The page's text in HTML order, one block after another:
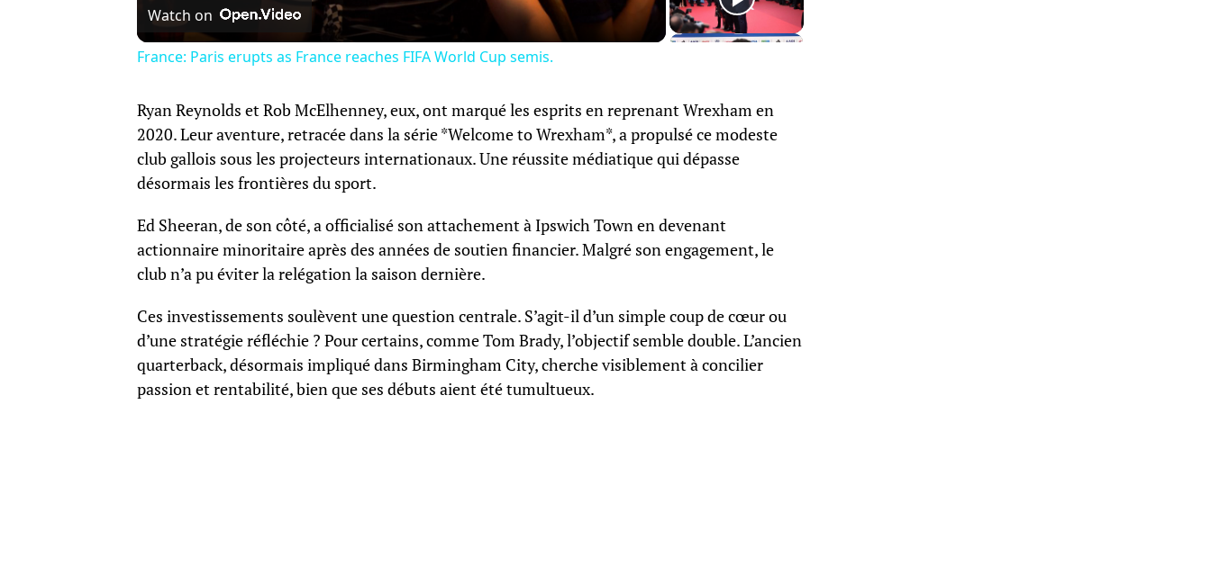
Watch on
France: Paris erupts as France reaches FIFA World Cup semis.
Ryan Reynolds et Rob McElhenney, eux, ont marqué les esprits en reprenant Wrexham en
2020. Leur aventure, retracée dans la série *Welcome to Wrexham*, a propulsé ce modeste
club gallois sous les projecteurs internationaux. Une réussite médiatique qui dépasse
désormais les frontières du sport.
Ed Sheeran, de son côté, a officialisé son attachement à Ipswich Town en devenant
actionnaire minoritaire après des années de soutien financier. Malgré son engagement, le
club n’a pu éviter la relégation la saison dernière.
Ces investissements soulèvent une question centrale. S’agit-il d’un simple coup de cœur ou
d’une stratégie réfléchie ? Pour certains, comme Tom Brady, l’objectif semble double. L’ancien
quarterback, désormais impliqué dans Birmingham City, cherche visiblement à concilier
passion et rentabilité, bien que ses débuts aient été tumultueux.